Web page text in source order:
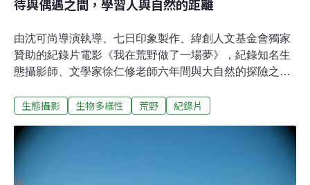
待與偶遇之間，學習人與自然的距離
由沈可尚導演執導、七日印象製作、緯創人文基金會獨家
贊助的紀錄片電影《我在荒野做了一場夢》，紀錄知名生
態攝影師、文學家徐仁修老師六年間與大自然的探險之
錄壯麗風景，也不斷警示生態消亡。2019年的一場手術，
凝結徐仁修的凝視與執著。沈可尚說，這部片讓他學會
「浪費時間」：在漫長等待與偶然相遇之間，體會人與自
生態攝影 生物多樣性 荒野 紀錄片